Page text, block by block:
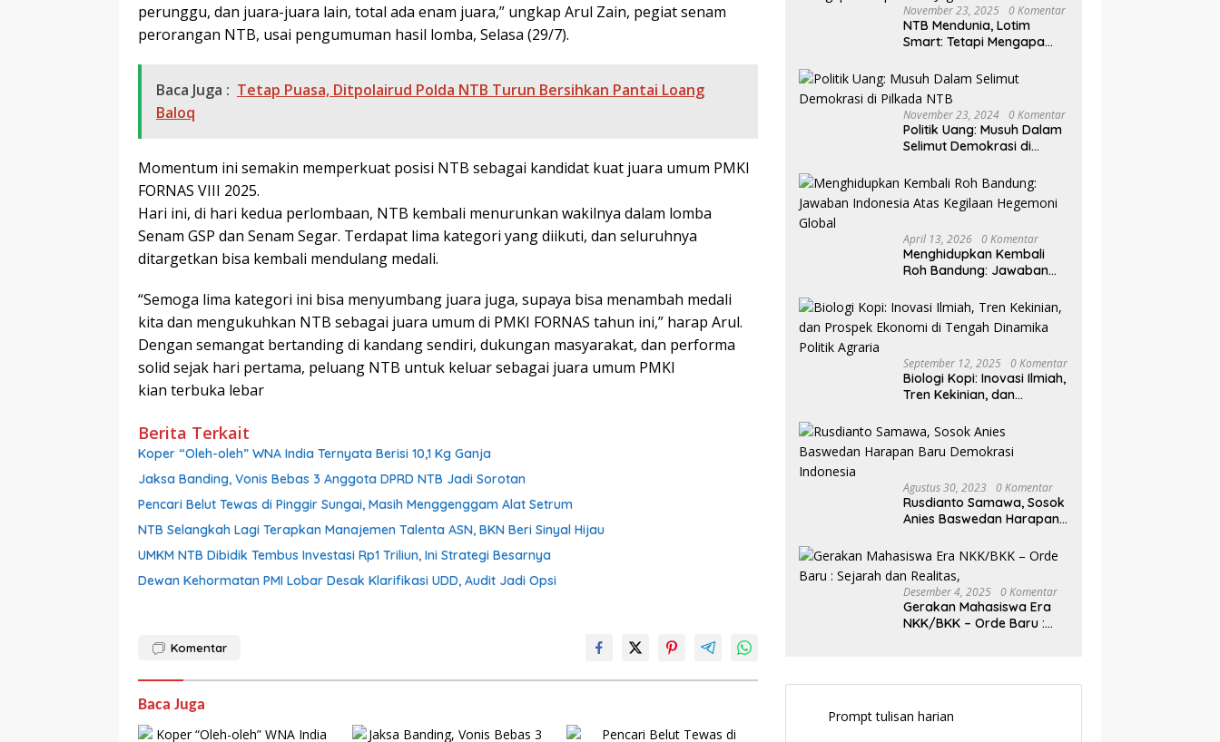
perunggu, dan juara-juara lain, total ada enam juara,” ungkap Arul Zain, pegiat senam
perorangan NTB, usai pengumuman hasil lomba, Selasa (29/7).
Baca Juga : Tetap Puasa, Ditpolairud Polda NTB Turun Bersihkan Pantai Loang
Baloq
Momentum ini semakin memperkuat posisi NTB sebagai kandidat kuat juara umum PMKI
FORNAS VIII 2025.
Hari ini, di hari kedua perlombaan, NTB kembali menurunkan wakilnya dalam lomba
Senam GSP dan Senam Segar. Terdapat lima kategori yang diikuti, dan seluruhnya
ditargetkan bisa kembali mendulang medali.
“Semoga lima kategori ini bisa menyumbang juara juga, supaya bisa menambah medali
kita dan mengukuhkan NTB sebagai juara umum di PMKI FORNAS tahun ini,” harap Arul.
Dengan semangat bertanding di kandang sendiri, dukungan masyarakat, dan performa
solid sejak hari pertama, peluang NTB untuk keluar sebagai juara umum PMKI
kian terbuka lebar
Berita Terkait
Koper “Oleh-oleh” WNA India Ternyata Berisi 10,1 Kg Ganja
Jaksa Banding, Vonis Bebas 3 Anggota DPRD NTB Jadi Sorotan
Pencari Belut Tewas di Pinggir Sungai, Masih Menggenggam Alat Setrum
NTB Selangkah Lagi Terapkan Manajemen Talenta ASN, BKN Beri Sinyal Hijau
UMKM NTB Dibidik Tembus Investasi Rp1 Triliun, Ini Strategi Besarnya
Dewan Kehormatan PMI Lobar Desak Klarifikasi UDD, Audit Jadi Opsi
Komentar
Baca Juga
November 23, 2025 0 Komentar
NTB Mendunia, Lotim
Smart: Tetapi Mengapa
Teratasi?
November 23, 2024 0 Komentar
Politik Uang: Musuh Dalam
Selimut Demokrasi di
April 13, 2026 0 Komentar
Menghidupkan Kembali
Roh Bandung: Jawaban
Hegemoni Global
September 12, 2025 0 Komentar
Biologi Kopi: Inovasi Ilmiah,
Tren Kekinian, dan
Tengah Dinamika Politik
Agraria
Agustus 30, 2023 0 Komentar
Rusdianto Samawa, Sosok
Anies Baswedan Harapan
Desember 4, 2025 0 Komentar
Gerakan Mahasiswa Era
NKK/BKK – Orde Baru :
Prompt tulisan harian